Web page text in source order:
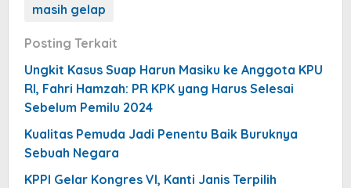
masih gelap
Posting Terkait
Ungkit Kasus Suap Harun Masiku ke Anggota KPU
RI, Fahri Hamzah: PR KPK yang Harus Selesai
Sebelum Pemilu 2024
Kualitas Pemuda Jadi Penentu Baik Buruknya
Sebuah Negara
KPPI Gelar Kongres VI, Kanti Janis Terpilih